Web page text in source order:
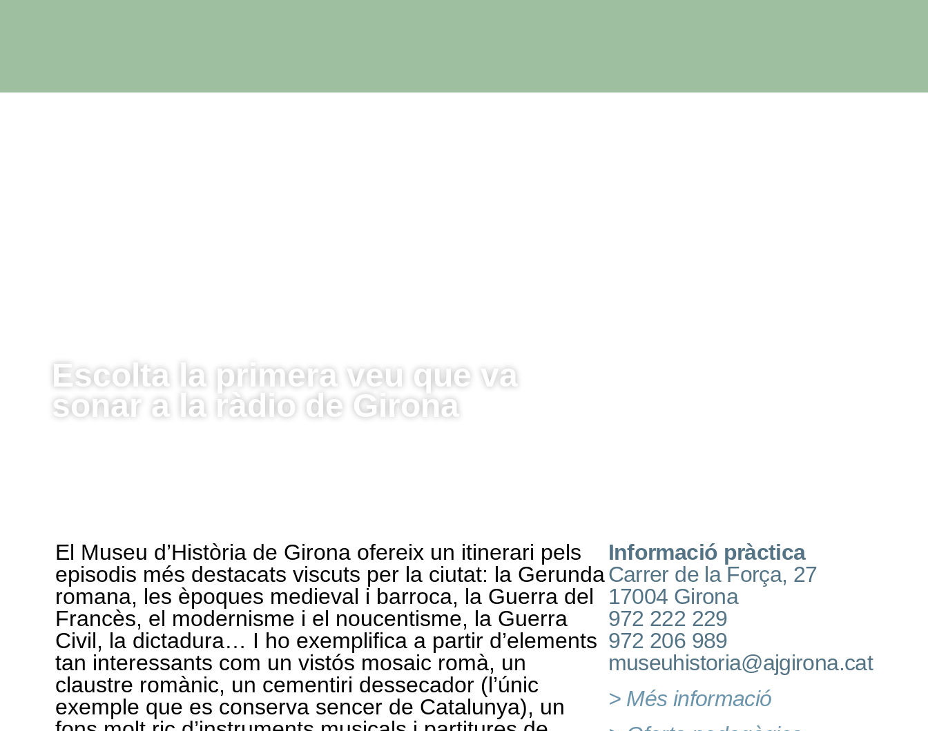
Escolta la primera veu que va
sonar a la ràdio de Girona
El Museu d’Història de Girona ofereix un itinerari pels
episodis més destacats viscuts per la ciutat: la Gerunda
romana, les èpoques medieval i barroca, la Guerra del
Francès, el modernisme i el noucentisme, la Guerra
Civil, la dictadura… I ho exemplifica a partir d’elements
tan interessants com un vistós mosaic romà, un
claustre romànic, un cementiri dessecador (l’únic
exemple que es conserva sencer de Catalunya), un
Informació pràctica
Carrer de la Força, 27
17004 Girona
972 222 229
972 206 989
museuhistoria@ajgirona.cat
> Més informació